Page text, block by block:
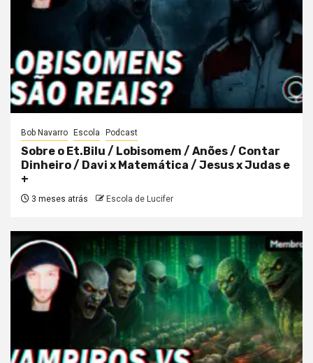
Bob Navarro Escola Podcast
Sobre o Et.Bilu / Lobisomem / Anões / Contar
Dinheiro / Davi x Matemática / Jesus x Judas e
+
3 meses atrás Escola de Lucifer